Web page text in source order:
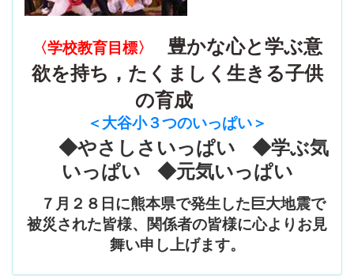
〈学校教育目標〉
豊かな心と学ぶ意
欲を持ち，たくましく生きる子供
の育成
＜大谷小３つのいっぱい＞
◆やさしさいっぱい ◆学ぶ気
いっぱい ◆元気いっぱい
７月２８日に熊本県で発生した巨大地震で
被災された皆様、関係者の皆様に心よりお見
舞い申し上げます。